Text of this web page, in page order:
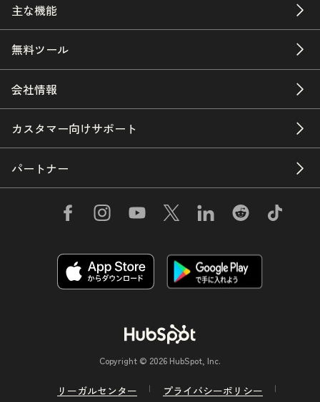
主な機能
無料ツール
会社情報
カスタマー向けサポート
パートナー
Copyright © 2026 HubSpot, Inc.
リーガルセンター プライバシーポリシー